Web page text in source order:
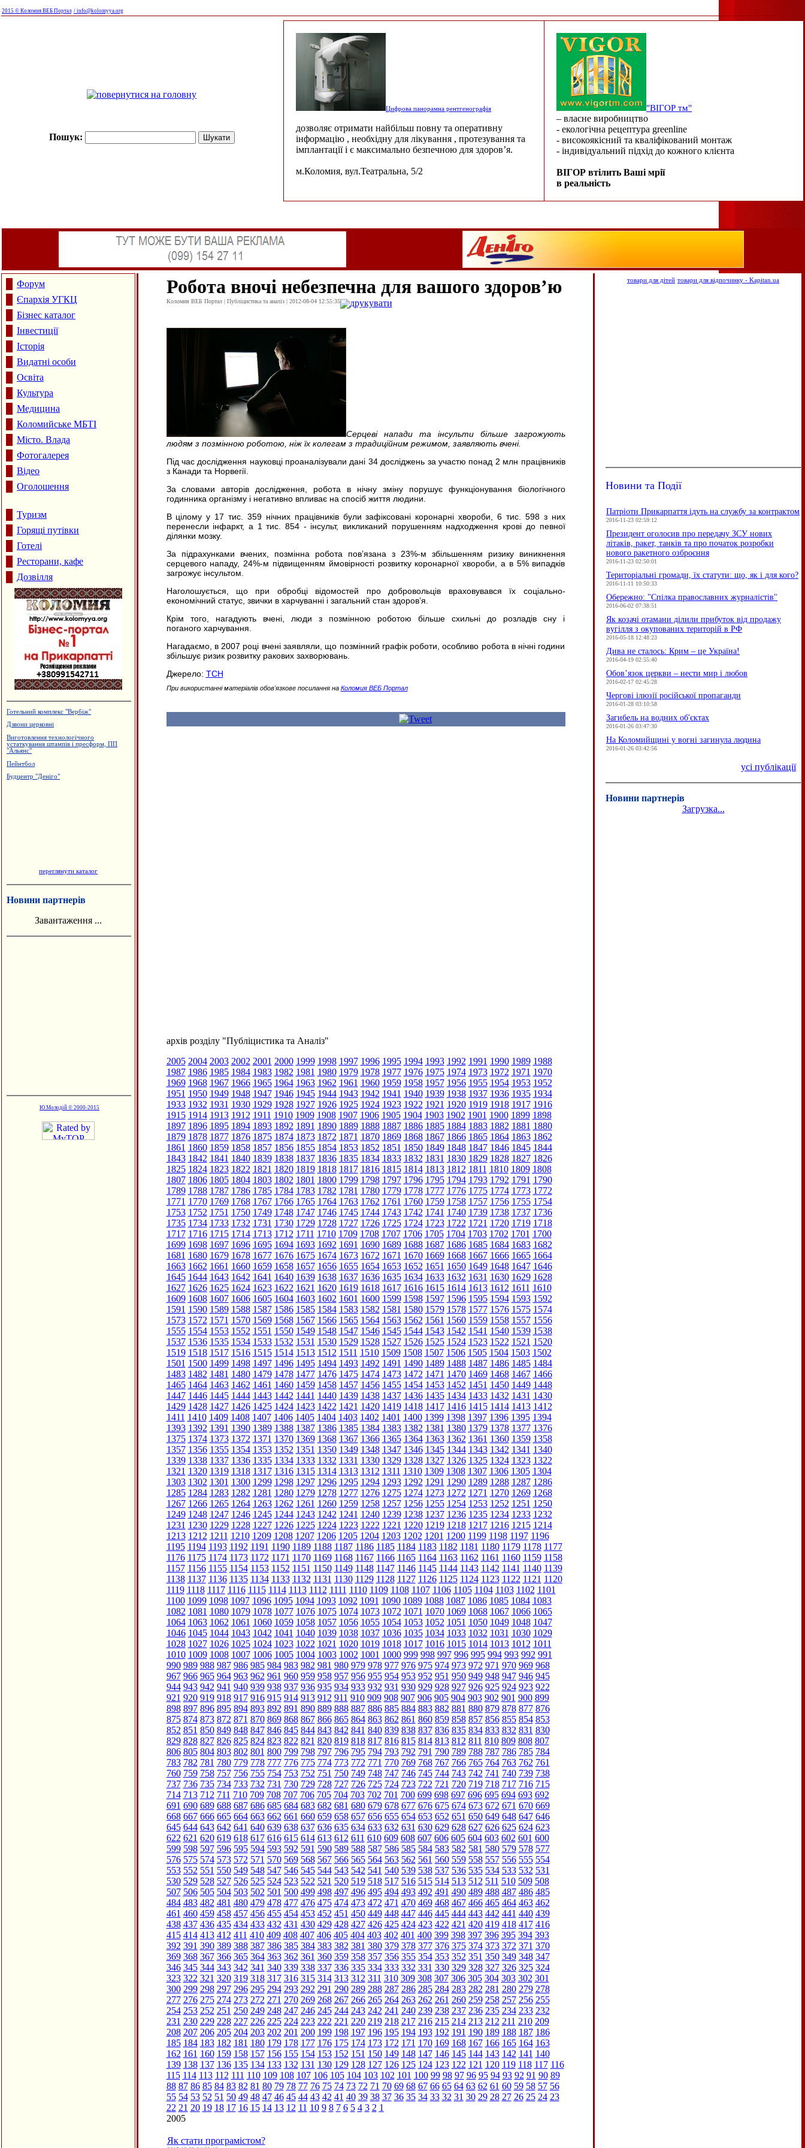
2015 © Коломия ВЕБ Портал / info@kolomyya.org
Пошук:
Цифрова панорамна рентгенографія
дозволяє отримати найбільш повну та оперативну
інформацію , необхідну для лікування , протезування та
імплантації і є максимально безпечною для здоров’я.
м.Коломия, вул.Театральна, 5/2
"ВІГОР тм"
– власне виробництво
- екологічна рецептура greenline
- високоякісний та кваліфікований монтаж
- індивідуальний підхід до кожного клієнта
ВІГОР втілить Ваші мрії
в реальність
Форум
Єпархія УГКЦ
Бізнес каталог
Інвестиції
Історія
Видатні особи
Освіта
Культура
Медицина
Коломийське МБТІ
Місто. Влада
Фотогалерея
Відео
Оголошення
Туризм
Горящі путівки
Готелі
Ресторани, кафе
Дозвілля
Готельний комплекс "Вербіж"
Дзвони церковні
Виготовлення технологічного
устаткування штампів і пресформ, ПП
"Альянс"
Пейнтбол
Будцентр "Деніго"
переглянути каталог
Новини партнерів
Завантаження ...
Ю.Молодій © 2000-2015
Робота вночі небезпечна для вашого здоров’ю
Коломия ВЕБ Портал | Публіцистика та аналіз | 2012-08-04 12:55:35 друкувати
Серцеві напади та інсульти більше загрожують
людям з позмінною роботою, ніж їх колегам з традиційним режимом, заявляють вчені.
Під час дослідження науковці проаналізували дані 34 досліджень за участю понад 2 млн працівників
з Канади та Норвегії.
За словами авторів дослідження, робота в нічну зміну порушує функціонування біологічного
годинника організму і негативно впливає на спосіб життя людини.
В цілому у 17 тис. 359 нічних працівників були зафіксовані коронарні хвороби, 6 тис. 598 з них
перенесли інфаркт, а 1 тис. 854 - інсульт, викликаний порушенням надходження крові до певної
ділянки мозку.
За підрахунками вчених, позмінна робота пов’язана з 23%-м збільшенням ризику виникнення
серцевого нападу, 24%-м підвищенням ймовірності розвитку коронарної хвороби, а в 5% випадків
загрожує інсультом.
Наголошується, що при обробці відомостей про добровольців враховувався їх соціально-
економічний статус, звички в харчуванні і загальний стан здоров’я.
Крім того, нагадують вчені, люди з позмінною роботою більше схильні до розладів сну і
поганого харчування.
Нагадаємо, в 2007 році вчені заявляли, що позмінний графік роботи, особливо робота в нічні години
збільшує ризик розвитку ракових захворювань.
Джерело: ТСН
При використанні матеріалів обов'язкове посилання на Коломия ВЕБ Портал
архів розділу "Публіцистика та Аналіз"
2005 2004 2003 2002 2001 2000 1999 1998 1997 1996 1995 1994 1993 1992 1991 1990 1989 1988
1987 1986 1985 1984 1983 1982 1981 1980 1979 1978 1977 1976 1975 1974 1973 1972 1971 1970
1969 1968 1967 1966 1965 1964 1963 1962 1961 1960 1959 1958 1957 1956 1955 1954 1953 1952
1951 1950 1949 1948 1947 1946 1945 1944 1943 1942 1941 1940 1939 1938 1937 1936 1935 1934
1933 1932 1931 1930 1929 1928 1927 1926 1925 1924 1923 1922 1921 1920 1919 1918 1917 1916
1915 1914 1913 1912 1911 1910 1909 1908 1907 1906 1905 1904 1903 1902 1901 1900 1899 1898
1897 1896 1895 1894 1893 1892 1891 1890 1889 1888 1887 1886 1885 1884 1883 1882 1881 1880
1879 1878 1877 1876 1875 1874 1873 1872 1871 1870 1869 1868 1867 1866 1865 1864 1863 1862
1861 1860 1859 1858 1857 1856 1855 1854 1853 1852 1851 1850 1849 1848 1847 1846 1845 1844
1843 1842 1841 1840 1839 1838 1837 1836 1835 1834 1833 1832 1831 1830 1829 1828 1827 1826
1825 1824 1823 1822 1821 1820 1819 1818 1817 1816 1815 1814 1813 1812 1811 1810 1809 1808
1807 1806 1805 1804 1803 1802 1801 1800 1799 1798 1797 1796 1795 1794 1793 1792 1791 1790
1789 1788 1787 1786 1785 1784 1783 1782 1781 1780 1779 1778 1777 1776 1775 1774 1773 1772
1771 1770 1769 1768 1767 1766 1765 1764 1763 1762 1761 1760 1759 1758 1757 1756 1755 1754
1753 1752 1751 1750 1749 1748 1747 1746 1745 1744 1743 1742 1741 1740 1739 1738 1737 1736
1735 1734 1733 1732 1731 1730 1729 1728 1727 1726 1725 1724 1723 1722 1721 1720 1719 1718
1717 1716 1715 1714 1713 1712 1711 1710 1709 1708 1707 1706 1705 1704 1703 1702 1701 1700
1699 1698 1697 1696 1695 1694 1693 1692 1691 1690 1689 1688 1687 1686 1685 1684 1683 1682
1681 1680 1679 1678 1677 1676 1675 1674 1673 1672 1671 1670 1669 1668 1667 1666 1665 1664
1663 1662 1661 1660 1659 1658 1657 1656 1655 1654 1653 1652 1651 1650 1649 1648 1647 1646
1645 1644 1643 1642 1641 1640 1639 1638 1637 1636 1635 1634 1633 1632 1631 1630 1629 1628
1627 1626 1625 1624 1623 1622 1621 1620 1619 1618 1617 1616 1615 1614 1613 1612 1611 1610
1609 1608 1607 1606 1605 1604 1603 1602 1601 1600 1599 1598 1597 1596 1595 1594 1593 1592
1591 1590 1589 1588 1587 1586 1585 1584 1583 1582 1581 1580 1579 1578 1577 1576 1575 1574
1573 1572 1571 1570 1569 1568 1567 1566 1565 1564 1563 1562 1561 1560 1559 1558 1557 1556
1555 1554 1553 1552 1551 1550 1549 1548 1547 1546 1545 1544 1543 1542 1541 1540 1539 1538
1537 1536 1535 1534 1533 1532 1531 1530 1529 1528 1527 1526 1525 1524 1523 1522 1521 1520
1519 1518 1517 1516 1515 1514 1513 1512 1511 1510 1509 1508 1507 1506 1505 1504 1503 1502
1501 1500 1499 1498 1497 1496 1495 1494 1493 1492 1491 1490 1489 1488 1487 1486 1485 1484
1483 1482 1481 1480 1479 1478 1477 1476 1475 1474 1473 1472 1471 1470 1469 1468 1467 1466
1465 1464 1463 1462 1461 1460 1459 1458 1457 1456 1455 1454 1453 1452 1451 1450 1449 1448
1447 1446 1445 1444 1443 1442 1441 1440 1439 1438 1437 1436 1435 1434 1433 1432 1431 1430
1429 1428 1427 1426 1425 1424 1423 1422 1421 1420 1419 1418 1417 1416 1415 1414 1413 1412
1411 1410 1409 1408 1407 1406 1405 1404 1403 1402 1401 1400 1399 1398 1397 1396 1395 1394
1393 1392 1391 1390 1389 1388 1387 1386 1385 1384 1383 1382 1381 1380 1379 1378 1377 1376
1375 1374 1373 1372 1371 1370 1369 1368 1367 1366 1365 1364 1363 1362 1361 1360 1359 1358
1357 1356 1355 1354 1353 1352 1351 1350 1349 1348 1347 1346 1345 1344 1343 1342 1341 1340
1339 1338 1337 1336 1335 1334 1333 1332 1331 1330 1329 1328 1327 1326 1325 1324 1323 1322
1321 1320 1319 1318 1317 1316 1315 1314 1313 1312 1311 1310 1309 1308 1307 1306 1305 1304
1303 1302 1301 1300 1299 1298 1297 1296 1295 1294 1293 1292 1291 1290 1289 1288 1287 1286
1285 1284 1283 1282 1281 1280 1279 1278 1277 1276 1275 1274 1273 1272 1271 1270 1269 1268
1267 1266 1265 1264 1263 1262 1261 1260 1259 1258 1257 1256 1255 1254 1253 1252 1251 1250
1249 1248 1247 1246 1245 1244 1243 1242 1241 1240 1239 1238 1237 1236 1235 1234 1233 1232
1231 1230 1229 1228 1227 1226 1225 1224 1223 1222 1221 1220 1219 1218 1217 1216 1215 1214
1213 1212 1211 1210 1209 1208 1207 1206 1205 1204 1203 1202 1201 1200 1199 1198 1197 1196
1195 1194 1193 1192 1191 1190 1189 1188 1187 1186 1185 1184 1183 1182 1181 1180 1179 1178 1177
1176 1175 1174 1173 1172 1171 1170 1169 1168 1167 1166 1165 1164 1163 1162 1161 1160 1159 1158
1157 1156 1155 1154 1153 1152 1151 1150 1149 1148 1147 1146 1145 1144 1143 1142 1141 1140 1139
1138 1137 1136 1135 1134 1133 1132 1131 1130 1129 1128 1127 1126 1125 1124 1123 1122 1121 1120
1119 1118 1117 1116 1115 1114 1113 1112 1111 1110 1109 1108 1107 1106 1105 1104 1103 1102 1101
1100 1099 1098 1097 1096 1095 1094 1093 1092 1091 1090 1089 1088 1087 1086 1085 1084 1083
1082 1081 1080 1079 1078 1077 1076 1075 1074 1073 1072 1071 1070 1069 1068 1067 1066 1065
1064 1063 1062 1061 1060 1059 1058 1057 1056 1055 1054 1053 1052 1051 1050 1049 1048 1047
1046 1045 1044 1043 1042 1041 1040 1039 1038 1037 1036 1035 1034 1033 1032 1031 1030 1029
1028 1027 1026 1025 1024 1023 1022 1021 1020 1019 1018 1017 1016 1015 1014 1013 1012 1011
1010 1009 1008 1007 1006 1005 1004 1003 1002 1001 1000 999 998 997 996 995 994 993 992 991
990 989 988 987 986 985 984 983 982 981 980 979 978 977 976 975 974 973 972 971 970 969 968
967 966 965 964 963 962 961 960 959 958 957 956 955 954 953 952 951 950 949 948 947 946 945
944 943 942 941 940 939 938 937 936 935 934 933 932 931 930 929 928 927 926 925 924 923 922
921 920 919 918 917 916 915 914 913 912 911 910 909 908 907 906 905 904 903 902 901 900 899
898 897 896 895 894 893 892 891 890 889 888 887 886 885 884 883 882 881 880 879 878 877 876
875 874 873 872 871 870 869 868 867 866 865 864 863 862 861 860 859 858 857 856 855 854 853
852 851 850 849 848 847 846 845 844 843 842 841 840 839 838 837 836 835 834 833 832 831 830
829 828 827 826 825 824 823 822 821 820 819 818 817 816 815 814 813 812 811 810 809 808 807
806 805 804 803 802 801 800 799 798 797 796 795 794 793 792 791 790 789 788 787 786 785 784
783 782 781 780 779 778 777 776 775 774 773 772 771 770 769 768 767 766 765 764 763 762 761
760 759 758 757 756 755 754 753 752 751 750 749 748 747 746 745 744 743 742 741 740 739 738
737 736 735 734 733 732 731 730 729 728 727 726 725 724 723 722 721 720 719 718 717 716 715
714 713 712 711 710 709 708 707 706 705 704 703 702 701 700 699 698 697 696 695 694 693 692
691 690 689 688 687 686 685 684 683 682 681 680 679 678 677 676 675 674 673 672 671 670 669
668 667 666 665 664 663 662 661 660 659 658 657 656 655 654 653 652 651 650 649 648 647 646
645 644 643 642 641 640 639 638 637 636 635 634 633 632 631 630 629 628 627 626 625 624 623
622 621 620 619 618 617 616 615 614 613 612 611 610 609 608 607 606 605 604 603 602 601 600
599 598 597 596 595 594 593 592 591 590 589 588 587 586 585 584 583 582 581 580 579 578 577
576 575 574 573 572 571 570 569 568 567 566 565 564 563 562 561 560 559 558 557 556 555 554
553 552 551 550 549 548 547 546 545 544 543 542 541 540 539 538 537 536 535 534 533 532 531
530 529 528 527 526 525 524 523 522 521 520 519 518 517 516 515 514 513 512 511 510 509 508
507 506 505 504 503 502 501 500 499 498 497 496 495 494 493 492 491 490 489 488 487 486 485
484 483 482 481 480 479 478 477 476 475 474 473 472 471 470 469 468 467 466 465 464 463 462
461 460 459 458 457 456 455 454 453 452 451 450 449 448 447 446 445 444 443 442 441 440 439
438 437 436 435 434 433 432 431 430 429 428 427 426 425 424 423 422 421 420 419 418 417 416
415 414 413 412 411 410 409 408 407 406 405 404 403 402 401 400 399 398 397 396 395 394 393
392 391 390 389 388 387 386 385 384 383 382 381 380 379 378 377 376 375 374 373 372 371 370
369 368 367 366 365 364 363 362 361 360 359 358 357 356 355 354 353 352 351 350 349 348 347
346 345 344 343 342 341 340 339 338 337 336 335 334 333 332 331 330 329 328 327 326 325 324
323 322 321 320 319 318 317 316 315 314 313 312 311 310 309 308 307 306 305 304 303 302 301
300 299 298 297 296 295 294 293 292 291 290 289 288 287 286 285 284 283 282 281 280 279 278
277 276 275 274 273 272 271 270 269 268 267 266 265 264 263 262 261 260 259 258 257 256 255
254 253 252 251 250 249 248 247 246 245 244 243 242 241 240 239 238 237 236 235 234 233 232
231 230 229 228 227 226 225 224 223 222 221 220 219 218 217 216 215 214 213 212 211 210 209
208 207 206 205 204 203 202 201 200 199 198 197 196 195 194 193 192 191 190 189 188 187 186
185 184 183 182 181 180 179 178 177 176 175 174 173 172 171 170 169 168 167 166 165 164 163
162 161 160 159 158 157 156 155 154 153 152 151 150 149 148 147 146 145 144 143 142 141 140
139 138 137 136 135 134 133 132 131 130 129 128 127 126 125 124 123 122 121 120 119 118 117 116
115 114 113 112 111 110 109 108 107 106 105 104 103 102 101 100 99 98 97 96 95 94 93 92 91 90 89
88 87 86 85 84 83 82 81 80 79 78 77 76 75 74 73 72 71 70 69 68 67 66 65 64 63 62 61 60 59 58 57 56
55 54 53 52 51 50 49 48 47 46 45 44 43 42 41 40 39 38 37 36 35 34 33 32 31 30 29 28 27 26 25 24 23
22 21 20 19 18 17 16 15 14 13 12 11 10 9 8 7 6 5 4 3 2 1
2005
Як стати програмістом?
товари для дітей товари для відпочинку - Kapitan.ua
Новини та Події
Патріоти Прикарпаття ідуть на службу за контрактом
2016-11-23 02:59:12
Президент оголосив про передачу ЗСУ нових
літаків, ракет, танків та про початок розробки
нового ракетного озброєння
2016-11-23 02:50:01
Територіальні громади, їх статути: що, як і для кого?
2016-11-11 10:50:33
Обережно: "Спілка православних журналістів"
2016-06-02 07:38:51
Як козачі отамани ділили прибуток від продажу
вугілля з окупованих територій в РФ
2016-05-18 12:48:23
Дива не сталось: Крим – це Україна!
2016-04-19 02:55:40
Обов’язок церкви – нести мир і любов
2016-02-17 02:45:28
Чергові ілюзії російської пропаганди
2016-01-28 03:10:58
Загибель на водних об'єктах
2016-01-26 03:47:30
На Коломийщині у вогні загинула людина
2016-01-26 03:42:56
усі публікації
Новини партнерів
Загрузка...